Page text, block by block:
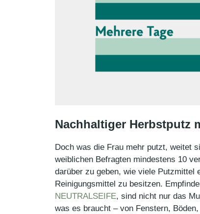
Nachhaltiger Herbstputz
Doch was die Frau mehr putzt, weitet
weiblichen Befragten mindestens 10
darüber zu geben, wie viele Putzmittel
Reinigungsmittel zu besitzen.
NEUTRALSEIFE, sind nicht nur das
was es braucht – von Fenstern,